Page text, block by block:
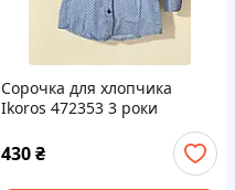
Сорочка для хлопчика
Ikoros 472353 3 роки
430₴